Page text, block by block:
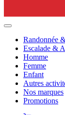
Randonnée
Escalade &
Homme
Femme
Enfant
Autres
Nos marques
Promotions